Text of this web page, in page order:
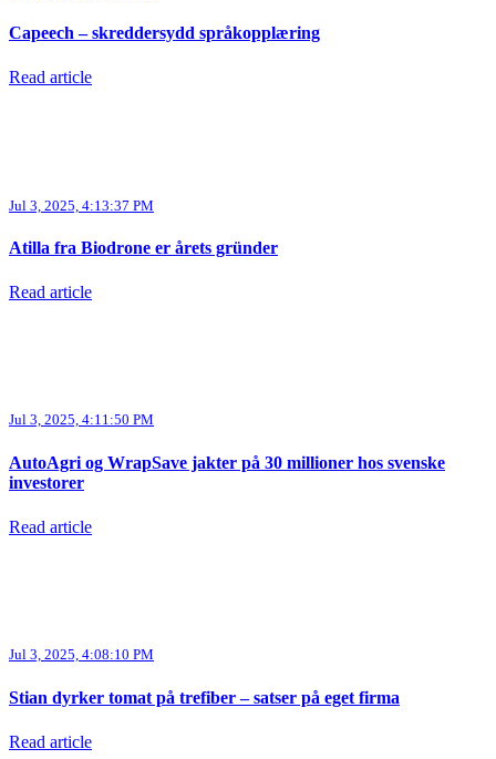
Capeech – skreddersydd språkopplæring
Read article
Jul 3, 2025, 4:13:37 PM
Atilla fra Biodrone er årets gründer
Read article
Jul 3, 2025, 4:11:50 PM
AutoAgri og WrapSave jakter på 30 millioner hos svenske
investorer
Read article
Jul 3, 2025, 4:08:10 PM
Stian dyrker tomat på trefiber – satser på eget firma
Read article